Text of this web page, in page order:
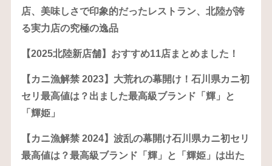
店、美味しさで印象的だったレストラン、北陸が誇
る実力店の究極の逸品
【2025北陸新店舗】おすすめ11店まとめました！
【カニ漁解禁 2023】大荒れの幕開け！石川県カニ初
セリ最高値は？出ました最高級ブランド「輝」と
「輝姫」
【カニ漁解禁 2024】波乱の幕開け石川県カニ初セリ
最高値は？最高級ブランド「輝」と「輝姫」は出た